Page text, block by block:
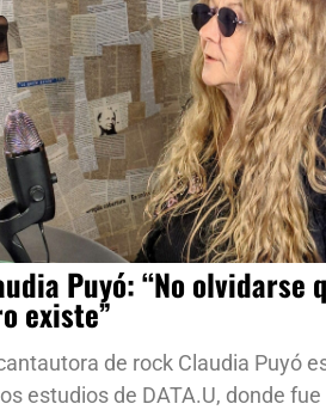
Puyó: “No olvidarse
existe”
de rock Claudia Puyó
estudios de DATA.U, donde fue